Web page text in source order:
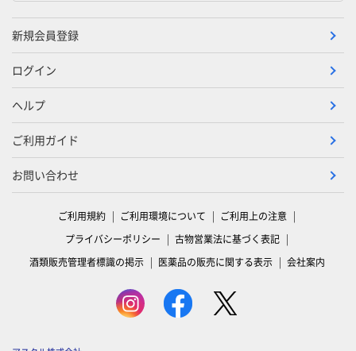
新規会員登録
ログイン
ヘルプ
ご利用ガイド
お問い合わせ
ご利用規約 ご利用環境について
ご利用上の注意
プライバシーポリシー
古物営業法に基づく表記
酒類販売管理者標識の掲示
医薬品の販売に関する表示 会社案内